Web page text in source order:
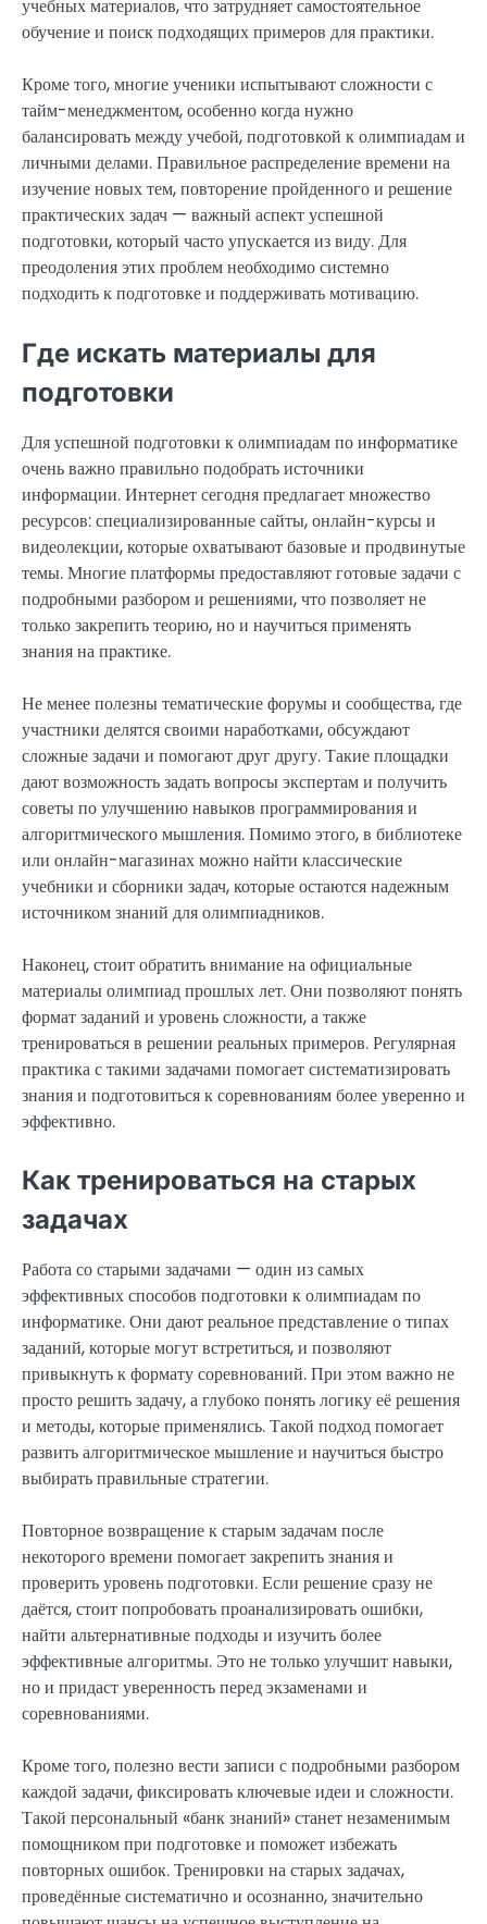
учебных материалов, что затрудняет самостоятельное
обучение и поиск подходящих примеров для практики.
Кроме того, многие ученики испытывают сложности с
тайм-менеджментом, особенно когда нужно
балансировать между учебой, подготовкой к олимпиадам и
личными делами. Правильное распределение времени на
изучение новых тем, повторение пройденного и решение
практических задач — важный аспект успешной
подготовки, который часто упускается из виду. Для
преодоления этих проблем необходимо системно
подходить к подготовке и поддерживать мотивацию.
Где искать материалы для
подготовки
Для успешной подготовки к олимпиадам по информатике
очень важно правильно подобрать источники
информации. Интернет сегодня предлагает множество
ресурсов: специализированные сайты, онлайн-курсы и
видеолекции, которые охватывают базовые и продвинутые
темы. Многие платформы предоставляют готовые задачи с
подробными разбором и решениями, что позволяет не
только закрепить теорию, но и научиться применять
знания на практике.
Не менее полезны тематические форумы и сообщества, где
участники делятся своими наработками, обсуждают
сложные задачи и помогают друг другу. Такие площадки
дают возможность задать вопросы экспертам и получить
советы по улучшению навыков программирования и
алгоритмического мышления. Помимо этого, в библиотеке
или онлайн-магазинах можно найти классические
учебники и сборники задач, которые остаются надежным
источником знаний для олимпиадников.
Наконец, стоит обратить внимание на официальные
материалы олимпиад прошлых лет. Они позволяют понять
формат заданий и уровень сложности, а также
тренироваться в решении реальных примеров. Регулярная
практика с такими задачами помогает систематизировать
знания и подготовиться к соревнованиям более уверенно и
эффективно.
Как тренироваться на старых
задачах
Работа со старыми задачами — один из самых
эффективных способов подготовки к олимпиадам по
информатике. Они дают реальное представление о типах
заданий, которые могут встретиться, и позволяют
привыкнуть к формату соревнований. При этом важно не
просто решить задачу, а глубоко понять логику её решения
и методы, которые применялись. Такой подход помогает
развить алгоритмическое мышление и научиться быстро
выбирать правильные стратегии.
Повторное возвращение к старым задачам после
некоторого времени помогает закрепить знания и
проверить уровень подготовки. Если решение сразу не
даётся, стоит попробовать проанализировать ошибки,
найти альтернативные подходы и изучить более
эффективные алгоритмы. Это не только улучшит навыки,
но и придаст уверенность перед экзаменами и
соревнованиями.
Кроме того, полезно вести записи с подробными разбором
каждой задачи, фиксировать ключевые идеи и сложности.
Такой персональный «банк знаний» станет незаменимым
помощником при подготовке и поможет избежать
повторных ошибок. Тренировки на старых задачах,
проведённые систематично и осознанно, значительно